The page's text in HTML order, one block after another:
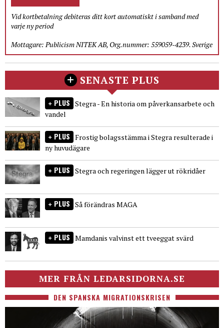
Vid kortbetalning debiteras ditt kort automatiskt i samband med
varje ny period
Mottagare: Publicism NITEK AB, Org.nummer: 559059-4239. Sverige
SENASTE PLUS
PLUS Stegra - En historia om påverkansarbete och
vandel
PLUS Frostig bolagsstämma i Stegra resulterade i
ny huvudägare
PLUS Stegra och regeringen lägger ut rökridåer
PLUS Så förändras MAGA
PLUS Mamdanis valvinst ett tveeggat svärd
MER FRÅN LEDARSIDORNA.SE
DEN SPANSKA MIGRATIONSKRISEN